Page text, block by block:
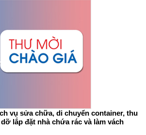
vụ sửa chữa, di chuyển container, thu
lắp đặt nhà chứa rác và làm vách